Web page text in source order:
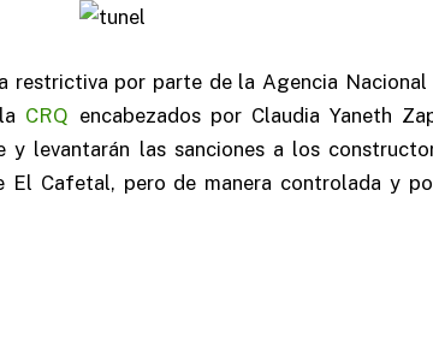
restrictiva por parte de la Agencia Nacional
CRQ encabezados por Claudia Yaneth
y levantarán las sanciones a los
El Cafetal, pero de manera controlada y